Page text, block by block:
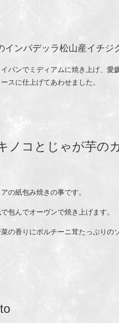
インパデッラ松山産イチジ
パンでミディアムに焼き上げ、愛
スに仕上げてあわせました。
ノコとじゃが芋の
の紙包み焼きの事です。
包んでオーヴンで焼き上げます。
の香りにポルチーニ茸たっぷりの